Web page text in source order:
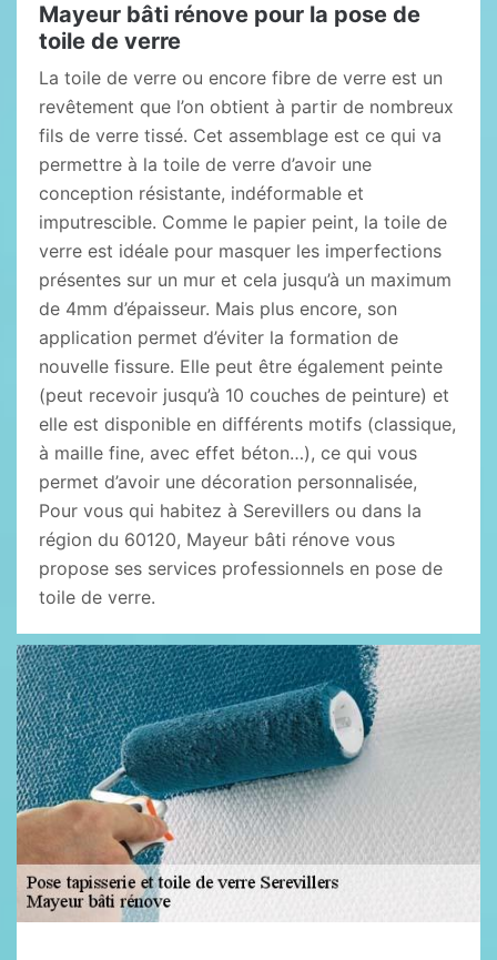
Mayeur bâti rénove pour la pose de
toile de verre
La toile de verre ou encore fibre de verre est un
revêtement que l’on obtient à partir de nombreux
fils de verre tissé. Cet assemblage est ce qui va
permettre à la toile de verre d’avoir une
conception résistante, indéformable et
imputrescible. Comme le papier peint, la toile de
verre est idéale pour masquer les imperfections
présentes sur un mur et cela jusqu’à un maximum
de 4mm d’épaisseur. Mais plus encore, son
application permet d’éviter la formation de
nouvelle fissure. Elle peut être également peinte
(peut recevoir jusqu’à 10 couches de peinture) et
elle est disponible en différents motifs (classique,
à maille fine, avec effet béton…), ce qui vous
permet d’avoir une décoration personnalisée,
Pour vous qui habitez à Serevillers ou dans la
région du 60120, Mayeur bâti rénove vous
propose ses services professionnels en pose de
toile de verre.